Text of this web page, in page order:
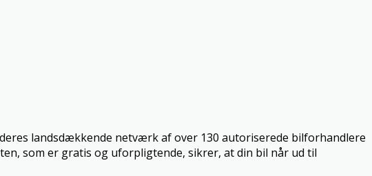
landsdækkende netværk af over 130 autoriserede bilforhandlere
som er gratis og uforpligtende, sikrer, at din bil når ud til